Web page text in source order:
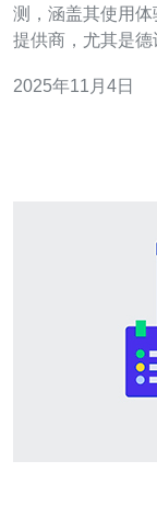
测，涵盖其使用
提供商，尤其是
重要。 1. Digirdp VPS概述 Digirdp新加坡VPS作为一家新
2025年11月4日